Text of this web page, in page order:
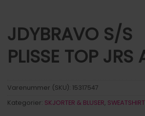
JDYBRAVO S/S
PLISSE TOP JRS
Varenummer (SKU): 15317547
Kategorier: SKJORTER & BLUSER,